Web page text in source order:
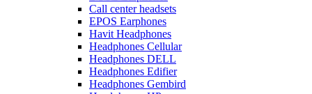
Call center headsets
EPOS Earphones
Havit Headphones
Headphones Cellular
Headphones DELL
Headphones Edifier
Headphones Gembird